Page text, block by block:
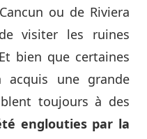
ou de Riviera
visiter les ruines
bien que certaines
acquis une grande
toujours à des
englouties par la